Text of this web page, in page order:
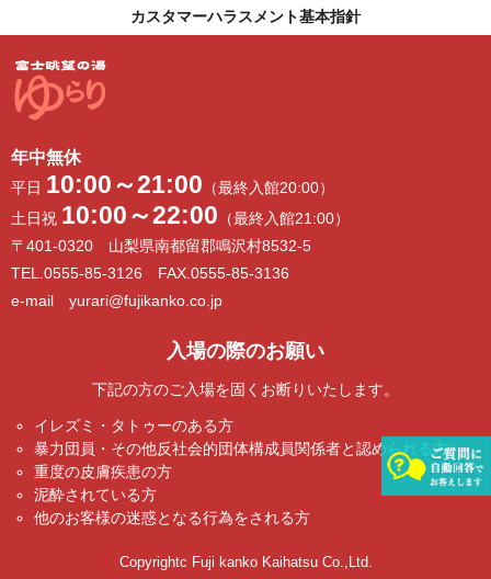
カスタマーハラスメント基本指針
年中無休
平日 10:00～21:00 （最終入館20:00）
土日祝 10:00～22:00 （最終入館21:00）
〒401-0320 山梨県南都留郡鳴沢村8532-5
TEL.0555-85-3126 FAX.0555-85-3136
e-mail yurari@fujikanko.co.jp
入場の際のお願い
下記の方のご入場を固くお断りいたします。
イレズミ・タトゥーのある方
暴力団員・その他反社会的団体構成員関係者と認められる方
重度の皮膚疾患の方
泥酔されている方
他のお客様の迷惑となる行為をされる方
Copyrightc Fuji kanko Kaihatsu Co.,Ltd.